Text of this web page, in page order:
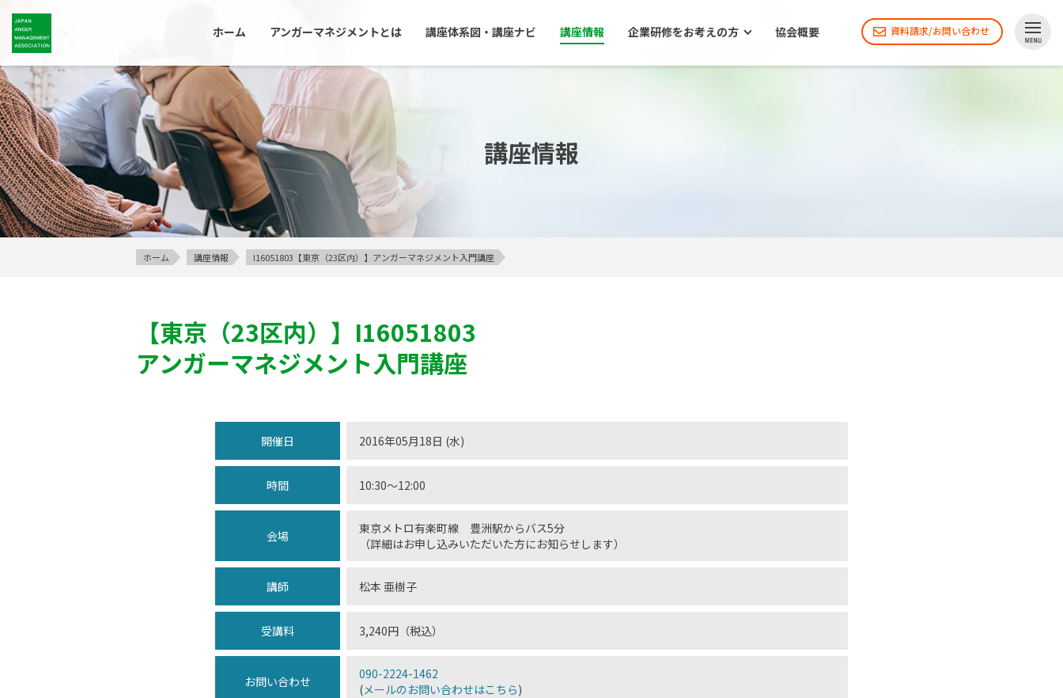
ホーム アンガーマネジメントとは 講座体系図・講座ナビ 講座情報 企業研修をお考えの方 協会概要 資料請求/お問い合わせ
講座情報
ホーム 講座情報 I16051803【東京（23区内）】アンガーマネジメント入門講座
【東京（23区内）】 I16051803
アンガーマネジメント入門講座
開催日 2016年05月18日 (水)
時間 10:30～12:00
会場
東京メトロ有楽町線 豊洲駅からバス5分
（詳細はお申し込みいただいた方にお知らせします）
講師 松本 亜樹子
受講料 3,240円（税込）
お問い合わせ
090-2224-1462
(メールのお問い合わせはこちら)